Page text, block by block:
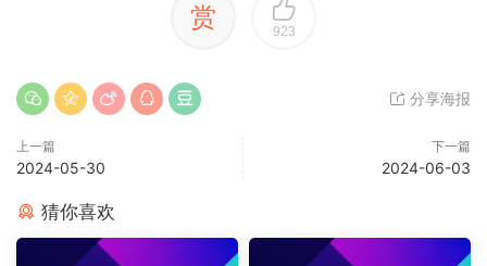
赏 923
分享海报
上一篇
2024-05-30
下一篇
2024-06-03
猜你喜欢